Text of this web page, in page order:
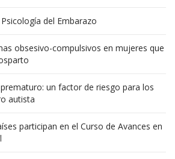
del Embarazo
obsesivo-compulsivos en mujeres que
un factor de riesgo para los
autista
participan en el Curso de Avances en